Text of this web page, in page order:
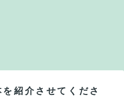
紹介させてくださ